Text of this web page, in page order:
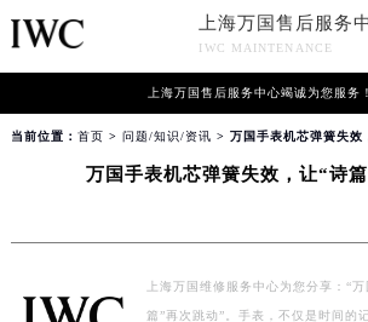
上海万国售后服务
IWC MAINTENANCE
上海万国售后服务中心竭诚为您服务！
当前位置： 首页 > 问题/知识/资讯 > 万国手表机芯弹簧失效
万国手表机芯弹簧失效，让“诗
上海万国维修服务中心为您分享：“
篇”再次跳动”。手表，不仅是时间的